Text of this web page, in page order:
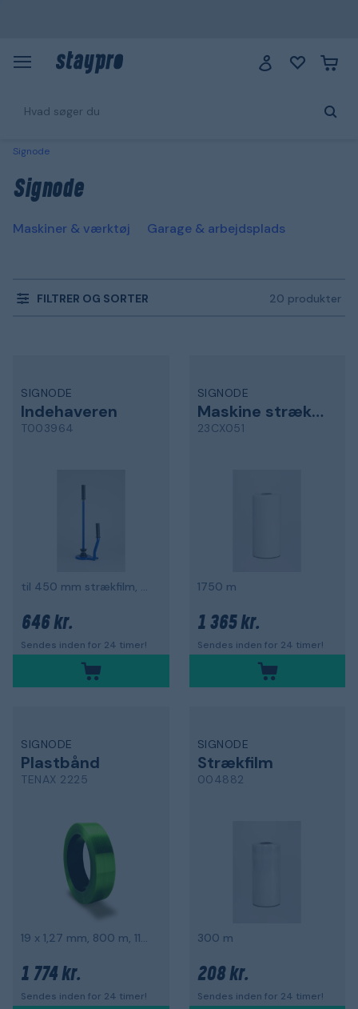
Signode
Signode
Maskiner & værktøj Garage & arbejdsplads
FILTRER OG SORTER 20 produkter
SIGNODE
Indehaveren
T003964
til 450 mm strækfilm, metal
646 kr.
Sendes inden for 24 timer!
SIGNODE
Maskine strækfilm
23CX051
1750 m
1 365 kr.
Sendes inden for 24 timer!
SIGNODE
Plastbånd
TENAX 2225
19 x 1,27 mm, 800 m, 11000 N
1 774 kr.
Sendes inden for 24 timer!
SIGNODE
Strækfilm
004882
300 m
208 kr.
Sendes inden for 24 timer!